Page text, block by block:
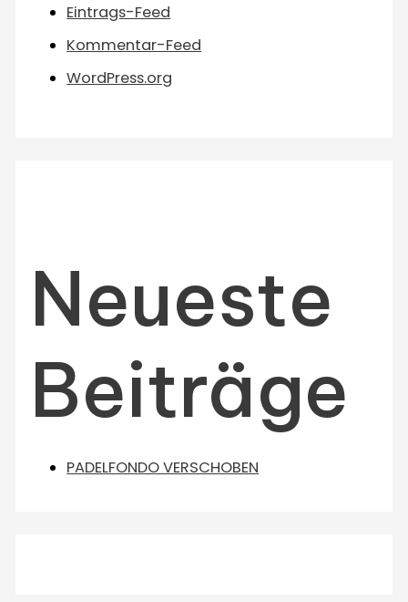
Eintrags-Feed
Kommentar-Feed
WordPress.org
Neueste
Beiträge
PADELFONDO VERSCHOBEN